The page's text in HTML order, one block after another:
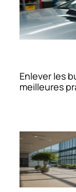
Enlever les
meilleures